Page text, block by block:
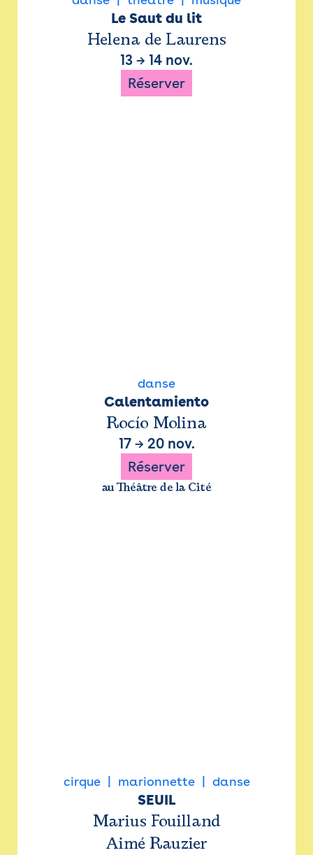
Le Saut du lit
Helena de Laurens
13 → 14 nov.
Réserver
danse
Calentamiento
Rocío Molina
17→ 20 nov.
Réserver
au Théâtre de la Cité
cirque marionnette danse
SEUIL
Marius Fouilland
Aimé Rauzier